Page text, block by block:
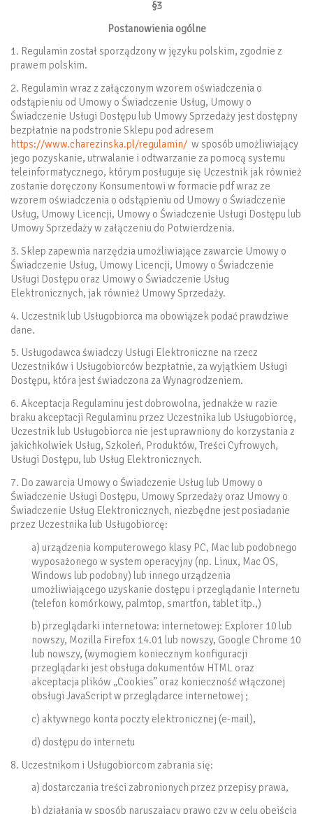
§3
Postanowienia ogólne
1. Regulamin został sporządzony w języku polskim, zgodnie z
prawem polskim.
2. Regulamin wraz z załączonym wzorem oświadczenia o
odstąpieniu od Umowy o Świadczenie Usług, Umowy o
Świadczenie Usługi Dostępu lub Umowy Sprzedaży jest dostępny
bezpłatnie na podstronie Sklepu pod adresem
https://www.charezinska.pl/regulamin/ w sposób umożliwiający
jego pozyskanie, utrwalanie i odtwarzanie za pomocą systemu
teleinformatycznego, którym posługuje się Uczestnik jak również
zostanie doręczony Konsumentowi w formacie pdf wraz ze
wzorem oświadczenia o odstąpieniu od Umowy o Świadczenie
Usług, Umowy Licencji, Umowy o Świadczenie Usługi Dostępu lub
Umowy Sprzedaży w załączeniu do Potwierdzenia.
3. Sklep zapewnia narzędzia umożliwiające zawarcie Umowy o
Świadczenie Usług, Umowy Licencji, Umowy o Świadczenie
Usługi Dostępu oraz Umowy o Świadczenie Usług
Elektronicznych, jak również Umowy Sprzedaży.
4. Uczestnik lub Usługobiorca ma obowiązek podać prawdziwe
dane.
5. Usługodawca świadczy Usługi Elektroniczne na rzecz
Uczestników i Usługobiorców bezpłatnie, za wyjątkiem Usługi
Dostępu, która jest świadczona za Wynagrodzeniem.
6. Akceptacja Regulaminu jest dobrowolna, jednakże w razie
braku akceptacji Regulaminu przez Uczestnika lub Usługobiorcę,
Uczestnik lub Usługobiorca nie jest uprawniony do korzystania z
jakichkolwiek Usług, Szkoleń, Produktów, Treści Cyfrowych,
Usługi Dostępu, lub Usług Elektronicznych.
7. Do zawarcia Umowy o Świadczenie Usług lub Umowy o
Świadczenie Usługi Dostępu, Umowy Sprzedaży oraz Umowy o
Świadczenie Usług Elektronicznych, niezbędne jest posiadanie
przez Uczestnika lub Usługobiorcę:
a) urządzenia komputerowego klasy PC, Mac lub podobnego
wyposażonego w system operacyjny (np. Linux, Mac OS,
Windows lub podobny) lub innego urządzenia
umożliwiającego uzyskanie dostępu i przeglądanie Internetu
(telefon komórkowy, palmtop, smartfon, tablet itp.,)
b) przeglądarki internetowa: internetowej: Explorer 10 lub
nowszy, Mozilla Firefox 14.01 lub nowszy, Google Chrome 10
lub nowszy, (wymogiem koniecznym konfiguracji
przeglądarki jest obsługa dokumentów HTML oraz
akceptacja plików „Cookies” oraz konieczność włączonej
obsługi JavaScript w przeglądarce internetowej ;
c) aktywnego konta poczty elektronicznej (e-mail),
d) dostępu do internetu
8. Uczestnikom i Usługobiorcom zabrania się:
a) dostarczania treści zabronionych przez przepisy prawa,
b) działania w sposób naruszający prawo czy w celu obejścia